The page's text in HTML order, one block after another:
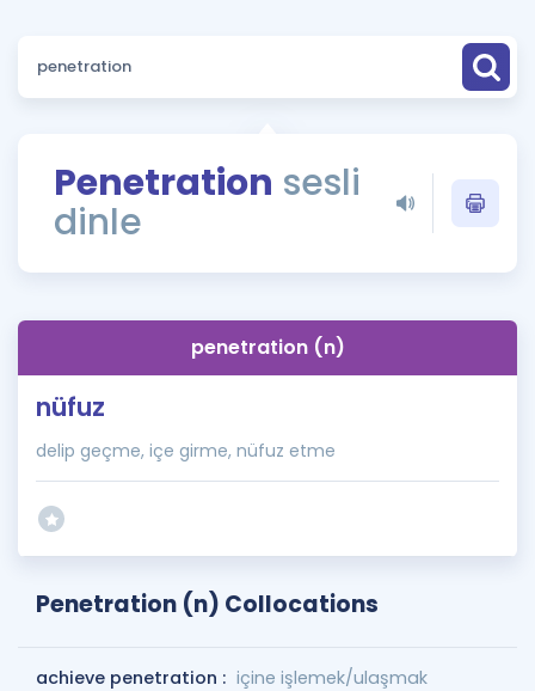
ÖSYM Sınav Takvimi
Kampanyalar
İngilizce Gramer
Penetration sesli
dinle
penetration (n)
nüfuz
delip geçme, içe girme, nüfuz etme
Penetration (n) Collocations
achieve penetration : içine işlemek/ulaşmak